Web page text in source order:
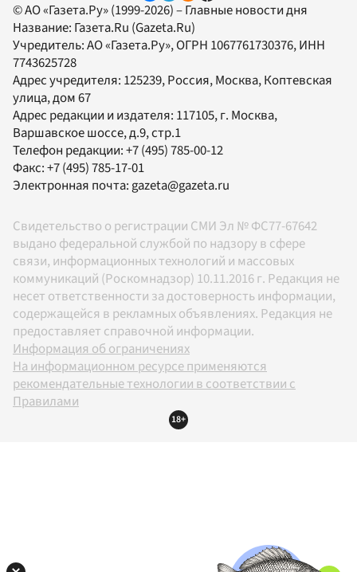
© АО «Газета.Ру» (1999-2026) – Главные новости дня
Название: Газета.Ru (Gazeta.Ru)
Учредитель:АО «Газета.Ру», ОГРН 1067761730376, ИНН
7743625728
Адрес учредителя: 125239, Россия, Москва, Коптевская
улица, дом 67
Адрес редакции и издателя: 117105, г. Москва,
Варшавское шоссе, д.9, стр.1
Телефон редакции:+7 (495) 785-00-12
Факс:+7 (495) 785-17-01
Электронная почта:gazeta@gazeta.ru
Свидетельство о регистрации СМИ Эл № ФС77-67642
выдано федеральной службой по надзору в сфере
связи, информационных технологий и массовых
коммуникаций (Роскомнадзор) 10.11.2016 г. Редакция не
несет ответственности за достоверность информации,
содержащейся в рекламных объявлениях. Редакция не
предоставляет справочной информации.
Информация об ограничениях
На информационном ресурсе применяются
рекомендательные технологии в соответствии с
Правилами
18+